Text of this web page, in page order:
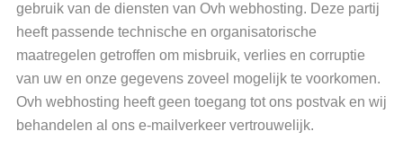
gebruik van de diensten van Ovh webhosting. Deze partij
heeft passende technische en organisatorische
maatregelen getroffen om misbruik, verlies en corruptie
van uw en onze gegevens zoveel mogelijk te voorkomen.
Ovh webhosting heeft geen toegang tot ons postvak en wij
behandelen al ons e-mailverkeer vertrouwelijk.